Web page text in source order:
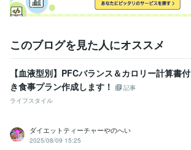
このブログを見た人にオススメ
【血液型別】PFCバランス＆カロリー計算書付
き食事プラン作成します！
記事
ライフスタイル
ダイエットティーチャーやのへい
2025/08/09 15:25